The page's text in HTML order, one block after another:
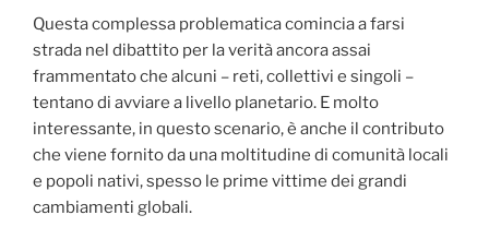
Questa complessa problematica comincia a farsi
strada nel dibattito per la verità ancora assai
frammentato che alcuni – reti, collettivi e singoli –
tentano di avviare a livello planetario. E molto
interessante, in questo scenario, è anche il contributo
che viene fornito da una moltitudine di comunità locali
e popoli nativi, spesso le prime vittime dei grandi
cambiamenti globali.